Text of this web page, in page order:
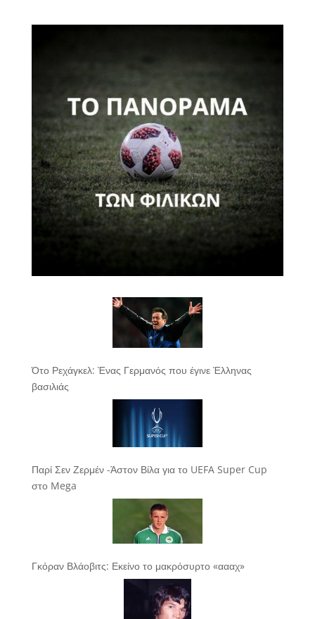
Ότο Ρεχάγκελ: Ένας Γερμανός που έγινε Έλληνας
βασιλιάς
Παρί Σεν Ζερμέν -Άστον Βίλα για το UEFA Super Cup
στο Mega
Γκόραν Βλάοβιτς: Εκείνο το μακρόσυρτο «αααχ»